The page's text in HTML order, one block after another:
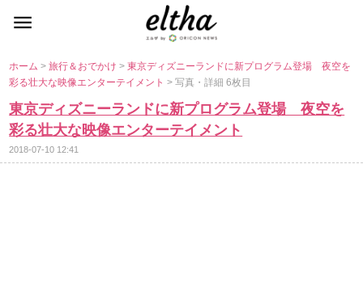
ホーム>旅行＆おでかけ>東京ディズニーランドに新プログラム登場 夜空を
彩る壮大な映像エンターテイメント> 写真・詳細 6枚目
東京ディズニーランドに新プログラム登場 夜空を
彩る壮大な映像エンターテイメント
2018-07-10 12:41